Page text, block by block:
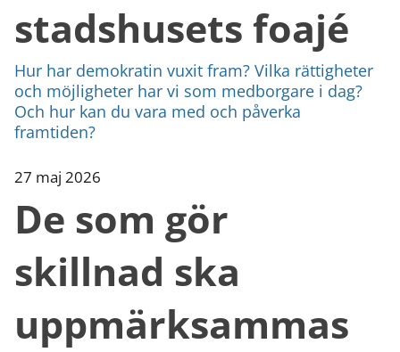
stadshusets foajé
Hur har demokratin vuxit fram? Vilka rättigheter
och möjligheter har vi som medborgare i dag?
Och hur kan du vara med och påverka
framtiden?
27 maj 2026
De som gör
skillnad ska
uppmärksammas